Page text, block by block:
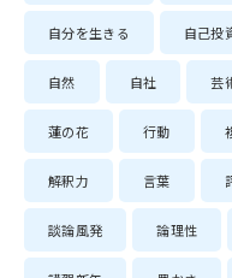
自分を生きる 自己投
自然 自社 芸
蓮の花 行動
解釈力 言葉
談論風発 論理性